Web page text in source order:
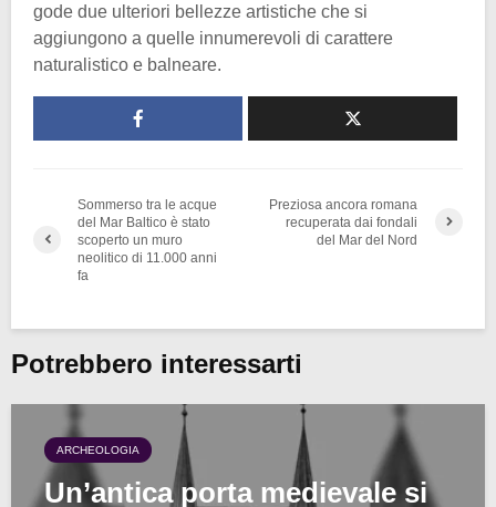
gode due ulteriori bellezze artistiche che si
aggiungono a quelle innumerevoli di carattere
naturalistico e balneare.
Sommerso tra le acque
del Mar Baltico è stato
scoperto un muro
neolitico di 11.000 anni
fa
Preziosa ancora romana
recuperata dai fondali
del Mar del Nord
Potrebbero interessarti
ARCHEOLOGIA
Un’antica porta medievale si